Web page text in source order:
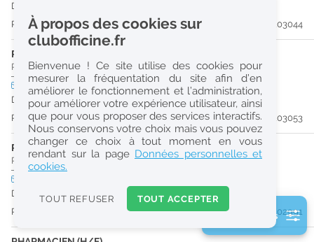
Réinitialiser
2
0
k
Consulter les offres de la France d'outre-mer
Du 31/08/26 au 28/02/27
Publiée il y a 19 jour(s)
#203044
PHARMACIEN (H/F)
Pharmacie d'Officine|01470 Serrières-De-Briord
CDD temps plein Logement
Du 27/12/26 au 02/01/27
Publiée il y a 20 jour(s)
#203053
PHARMACIEN (H/F)
Pharmacie d'Officine 01470 Serrières-De-Briord
Du 31/05/27 au 29/08/27
Publiée il y a 21 jour(s)
#202991
2 filtre(s) actifs
À propos des cookies sur
clubofficine.fr
Bienvenue ! Ce site utilise des cookies pour
mesurer la fréquentation du site afin d’en
améliorer le fonctionnement et l’administration,
pour améliorer votre expérience utilisateur, ainsi
que pour vous proposer des services interactifs.
Nous conservons votre choix mais vous pouvez
changer ce choix à tout moment en vous
rendant sur la page Données personnelles et
cookies.
TOUT REFUSER TOUT ACCEPTER